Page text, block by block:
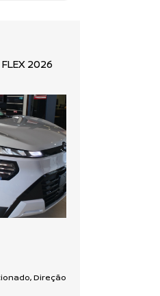
FLEX 2026
Direção